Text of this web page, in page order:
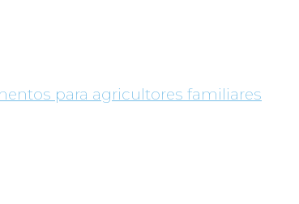
para agricultores familiares